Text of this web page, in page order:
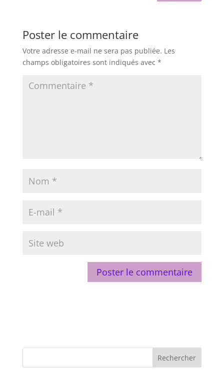
Poster le commentaire
Votre adresse e-mail ne sera pas publiée. Les
champs obligatoires sont indiqués avec *